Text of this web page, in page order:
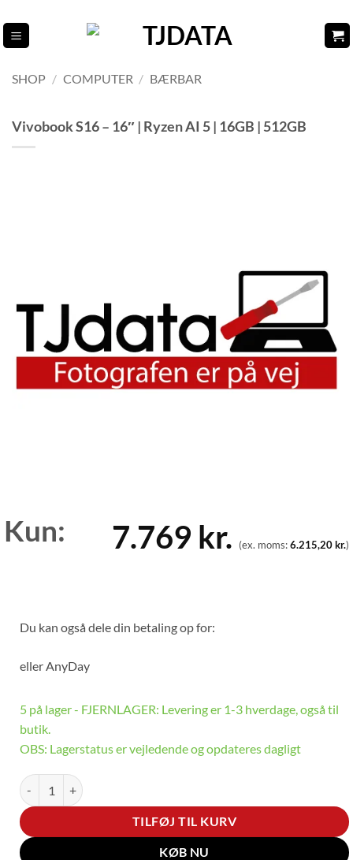
til
indhold
SHOP / COMPUTER / BÆRBAR
Vivobook S16 – 16″ | Ryzen AI 5 | 16GB | 512GB
Kun: 7.769 kr. (ex. moms:6.215,20kr.)
Du kan også dele din betaling op for:
eller AnyDay
5 på lager - FJERNLAGER: Levering er 1-3 hverdage, også til
butik.
OBS: Lagerstatus er vejledende og opdateres dagligt
Vivobook S16 - 16" | Ryzen AI 5 | 16GB | 512GB antal
TILFØJ TIL KURV
KØB NU